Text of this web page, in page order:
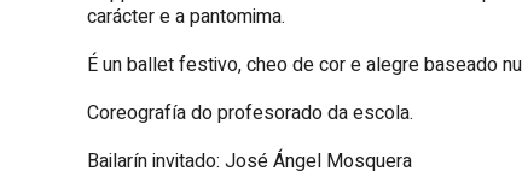
carácter e a pantomima.
É un ballet festivo, cheo de cor e alegre baseado
Coreografía do profesorado da escola.
Bailarín invitado: José Ángel Mosquera